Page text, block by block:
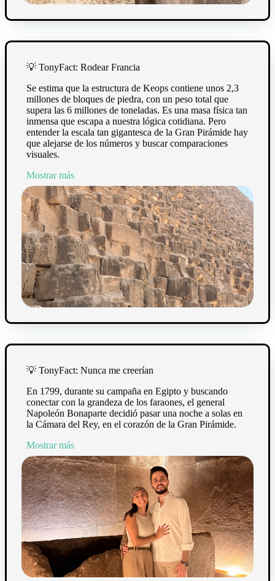
💡 TonyFact: Rodear Francia
Se estima que la estructura de Keops contiene unos 2,3
millones de bloques de piedra, con un peso total que
supera las 6 millones de toneladas. Es una masa física tan
inmensa que escapa a nuestra lógica cotidiana. Pero
entender la escala tan gigantesca de la Gran Pirámide hay
que alejarse de los números y buscar comparaciones
visuales.
Mostrar más
💡 TonyFact: Nunca me creerían
En 1799, durante su campaña en Egipto y buscando
conectar con la grandeza de los faraones, el general
Napoleón Bonaparte decidió pasar una noche a solas en
la Cámara del Rey, en el corazón de la Gran Pirámide.
Mostrar más